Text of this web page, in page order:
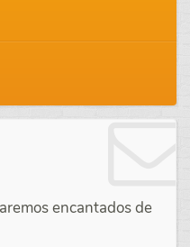
encantados de